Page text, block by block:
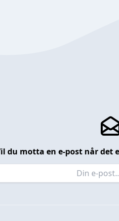
du motta en e-post når det